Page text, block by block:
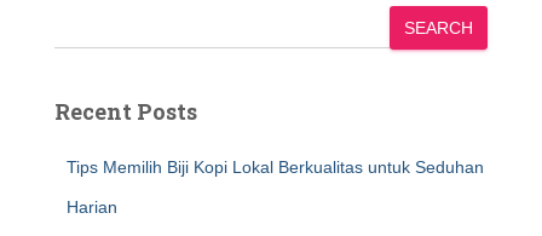
SEARCH
Recent Posts
Tips Memilih Biji Kopi Lokal Berkualitas untuk Seduhan
Harian